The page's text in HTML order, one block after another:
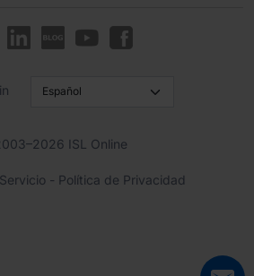
ISL Online
- Política de Privacidad